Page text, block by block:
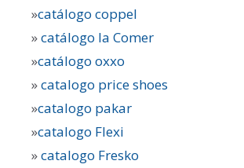
»catálogo coppel
»catálogo la Comer
»catálogo oxxo
»catalogo price shoes
»catalogo pakar
»catalogo Flexi
»catalogo Fresko